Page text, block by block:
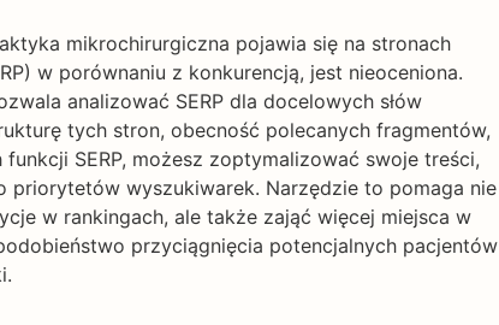
mikrochirurgiczna pojawia się na stronach
w porównaniu z konkurencją, jest nieoceniona.
analizować SERP dla docelowych słów
tych stron, obecność polecanych fragmentów,
SERP, możesz zoptymalizować swoje treści,
priorytetów wyszukiwarek. Narzędzie to pomaga nie
w rankingach, ale także zająć więcej miejsca w
przyciągnięcia potencjalnych pacjentów